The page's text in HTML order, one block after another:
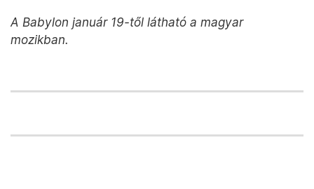
A Babylon január 19-től látható a magyar
mozikban.